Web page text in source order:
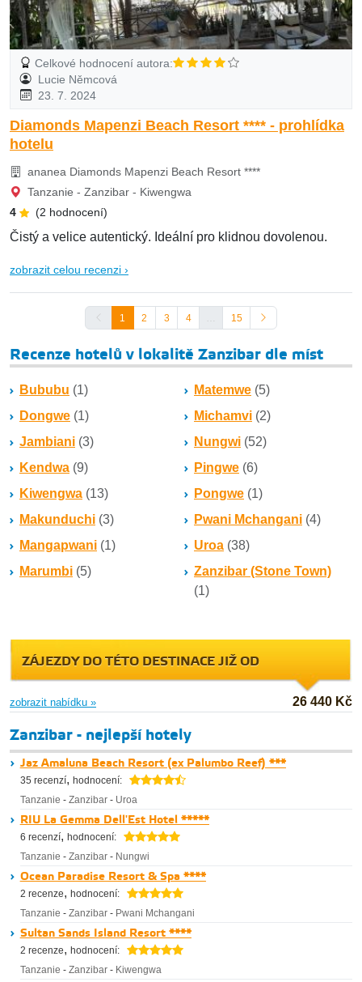
Celkové hodnocení autora:
Lucie Němcová
23. 7. 2024
Diamonds Mapenzi Beach Resort **** - prohlídka
hotelu
ananea Diamonds Mapenzi Beach Resort ****
Tanzanie - Zanzibar - Kiwengwa
4
(2 hodnocení)
Čistý a velice autentický. Ideální pro klidnou dovolenou.
zobrazit celou recenzi ›
1 2 3 4 15
Recenze hotelů v lokalitě Zanzibar dle míst
Bububu (1)
Dongwe (1)
Jambiani (3)
Kendwa (9)
Kiwengwa (13)
Makunduchi (3)
Mangapwani (1)
Marumbi (5)
Matemwe (5)
Michamvi (2)
Nungwi (52)
Pingwe (6)
Pongwe (1)
Pwani Mchangani (4)
Uroa (38)
Zanzibar (Stone Town)
(1)
ZÁJEZDY DO TÉTO DESTINACE JIŽ OD
zobrazit nabídku » 26 440 Kč
Zanzibar - nejlepší hotely
Jaz Amaluna Beach Resort (ex Palumbo Reef) ***
35 recenzí, hodnocení:
Tanzanie - Zanzibar - Uroa
RIU La Gemma Dell'Est Hotel *****
6 recenzí, hodnocení:
Tanzanie - Zanzibar - Nungwi
Ocean Paradise Resort & Spa ****
2 recenze, hodnocení:
Tanzanie - Zanzibar - Pwani Mchangani
Sultan Sands Island Resort ****
2 recenze, hodnocení:
Tanzanie - Zanzibar - Kiwengwa